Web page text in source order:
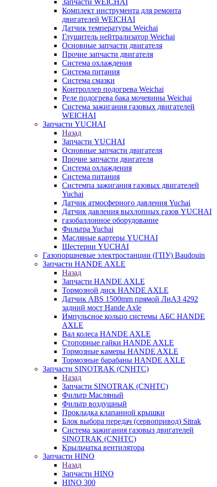
Запчасти WEICHAI
Комплект инструмента для ремонта
двигателей WEICHAI
Датчик температуры Weichai
Глушитель нейтрализатор Weichai
Основные запчасти двигателя
Прочие запчасти двигателя
Система охлаждения
Система питания
Система смазки
Контроллер подогрева Weichai
Реле подогрева бака мочевины Weichai
Система зажигания газовых двигателей
WEICHAI
Запчасти YUCHAI
Назад
Запчасти YUCHAI
Основные запчасти двигателя
Прочие запчасти двигателя
Система охлаждения
Система питания
Системпа зажигания газовых двигателей
Yuchai
Датчик атмосферного давления Yuchai
Датчик давления выхлопных газов YUCHAI
газобаллонное оборудование
Фильтра Yuchai
Масляные картеры YUCHAI
Шестерни YUCHAI
Газопоршневые электростанции (ГПУ) Baudouin
Запчасти HANDE AXLE
Назад
Запчасти HANDE AXLE
Тормозной диск HANDE AXLE
Датчик ABS 1500mm прямой ЛиАЗ 4292
задний мост Hande Axle
Импульсное кольцо системы АБС HANDE
AXLE
Вал колеса HANDE AXLE
Стопорные гайки HANDE AXLE
Тормозные камеры HANDE AXLE
Тормозные барабаны HANDE AXLE
Запчасти SINOTRAK (CNHTC)
Назад
Запчасти SINOTRAK (CNHTC)
Фильтр Масляный
Фильтр воздушный
Прокладка клапанной крышки
Блок выбора передач (сервопривод) Sitrak
Система зажигания газовыз двигателей
SINOTRAK (CNHTC)
Крыльчатка вентилятора
Запчасти HINO
Назад
Запчасти HINO
HINO 300